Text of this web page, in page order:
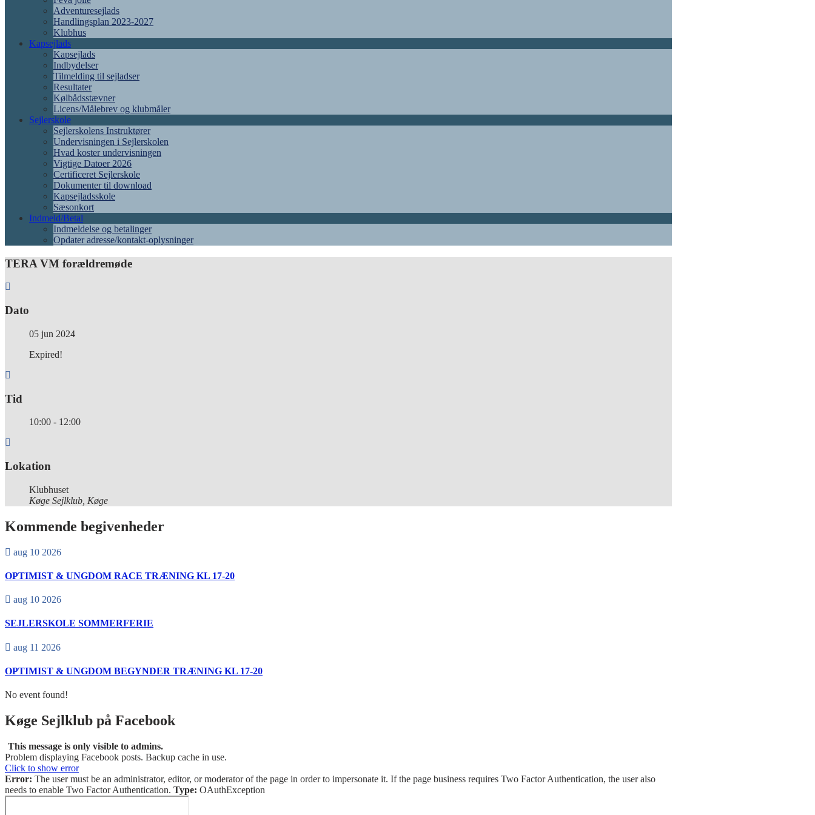
Adventuresejlads
Handlingsplan 2023-2027
Klubhus
Kapsejlads
Kapsejlads
Indbydelser
Tilmelding til sejladser
Resultater
Kølbådsstævner
Licens/Målebrev og klubmåler
Sejlerskole
Sejlerskolens Instruktører
Undervisningen i Sejlerskolen
Hvad koster undervisningen
Vigtige Datoer 2026
Certificeret Sejlerskole
Dokumenter til download
Kapsejladsskole
Sæsonkort
Indmeld/Betal
Indmeldelse og betalinger
Opdater adresse/kontakt-oplysninger
TERA VM forældremøde
Dato
05 jun 2024
Expired!
Tid
10:00 - 12:00
Lokation
Klubhuset
Køge Sejlklub, Køge
Kommende begivenheder
aug 10 2026
OPTIMIST & UNGDOM RACE TRÆNING KL 17-20
aug 10 2026
SEJLERSKOLE SOMMERFERIE
aug 11 2026
OPTIMIST & UNGDOM BEGYNDER TRÆNING KL 17-20
No event found!
Køge Sejlklub på Facebook
This message is only visible to admins.
Problem displaying Facebook posts. Backup cache in use.
Click to show error
Error: The user must be an administrator, editor, or moderator of the page in order to impersonate it. If the page business requires Two Factor Authentication, the user also
needs to enable Two Factor Authentication. Type: OAuthException